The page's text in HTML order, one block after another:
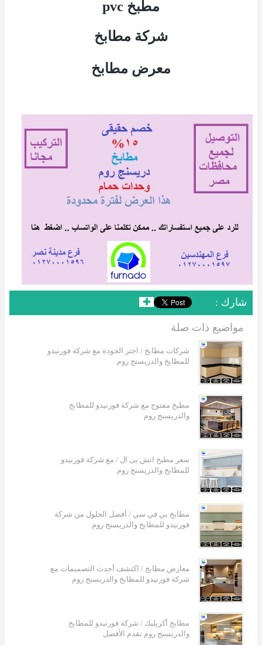
مطبخ pvc
شركة مطابخ
معرض مطابخ
: شارك ✚
مواضيع ذات صلة
شركات مطابخ / اختر الجودة مع شركة فورنيدو
للمطابخ والدريسنج روم
مطبخ مفتوح مع شركة فورنيدو للمطابخ
والدريسنج روم
سعر مطبخ اتش بى ال / مع شركة فورنيدو
للمطابخ والدريسنج روم
مطابخ بي في سي / أفضل الحلول من شركة
فورنيدو للمطابخ والدريسنج روم
معارض مطابخ / اكتشف أحدث التصميمات مع
شركة فورنيدو للمطابخ والدريسنج روم
مطابخ أكريليك / شركة فورنيدو للمطابخ
والدريسنج روم تقدم الأفضل